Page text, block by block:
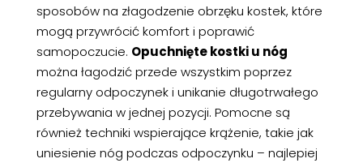
sposobów na złagodzenie obrzęku kostek, które
mogą przywrócić komfort i poprawić
samopoczucie. Opuchnięte kostki u nóg
można łagodzić przede wszystkim poprzez
regularny odpoczynek i unikanie długotrwałego
przebywania w jednej pozycji. Pomocne są
również techniki wspierające krążenie, takie jak
uniesienie nóg podczas odpoczynku – najlepiej